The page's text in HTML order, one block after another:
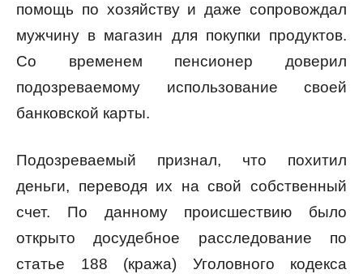
помощь по хозяйству и даже сопровождал
мужчину в магазин для покупки продуктов.
Со временем пенсионер доверил
подозреваемому использование своей
банковской карты.
Подозреваемый признал, что похитил
деньги, переводя их на свой собственный
счет. По данному происшествию было
открыто досудебное расследование по
статье 188 (кража) Уголовного кодекса